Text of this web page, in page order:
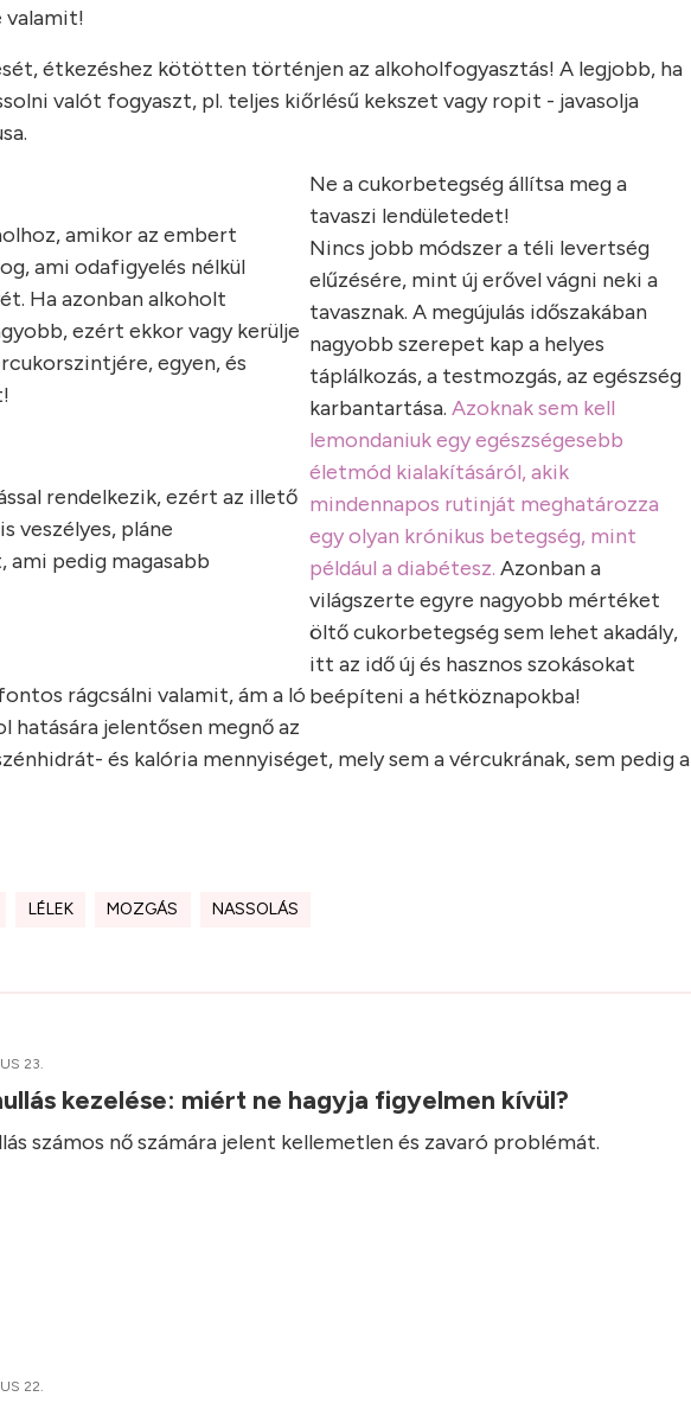
valamit!
étkezéshez kötötten történjen az alkoholfogyasztás! A legjobb, ha
valót fogyaszt, pl. teljes kiőrlésű kekszet vagy ropit - javasolja
Ne a cukorbetegség állítsa meg a
tavaszi lendületedet!
Nincs jobb módszer a téli levertség
elűzésére, mint új erővel vágni neki a
tavasznak. A megújulás időszakában
nagyobb szerepet kap a helyes
táplálkozás, a testmozgás, az egészség
karbantartása. Azoknak sem kell
lemondaniuk egy egészségesebb
életmód kialakításáról, akik
mindennapos rutinját meghatározza
egy olyan krónikus betegség, mint
például a diabétesz. Azonban a
világszerte egyre nagyobb mértéket
öltő cukorbetegség sem lehet akadály,
itt az idő új és hasznos szokásokat
beépíteni a hétköznapokba!
amikor az embert
ami odafigyelés nélkül
Ha azonban alkoholt
ezért ekkor vagy kerülje
egyen, és
rendelkezik, ezért az illető
veszélyes, pláne
ami pedig magasabb
rágcsálni valamit, ám a ló
hatására jelentősen megnő az
és kalória mennyiséget, mely sem a vércukrának, sem pedig a
LÉLEK MOZGÁS NASSOLÁS
23.
kezelése: miért ne hagyja figyelmen kívül?
számos nő számára jelent kellemetlen és zavaró problémát.
22.